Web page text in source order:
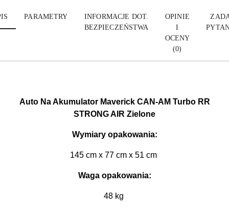
PARAMETRY
INFORMACJE DOT.
BEZPIECZEŃSTWA
OPINIE
I
OCENY
(0)
Auto Na Akumulator Maverick CAN-AM Turbo RR
STRONG AIR Zielone
Wymiary opakowania:
145 cm x 77 cm x 51 cm
Waga opakowania:
48 kg